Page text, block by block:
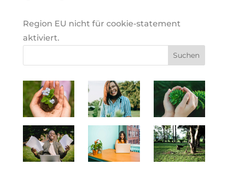
Region EU nicht für coo­kie-state­ment
aktiviert.